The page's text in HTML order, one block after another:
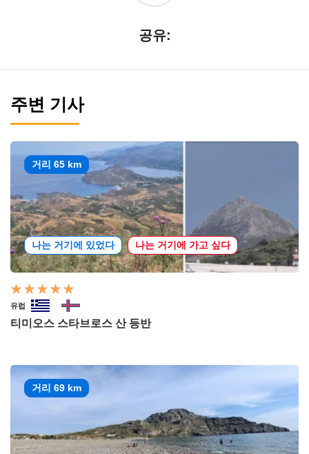
공유:
주변 기사
거리 65 km
나는 거기에 있었다 나는 거기에 가고 싶다
유럽
티미오스 스타브로스 산 등반
거리 69 km